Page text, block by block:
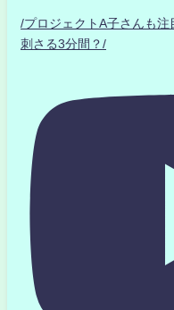
/プロジェクトA子さんも
刺さる3分間？/